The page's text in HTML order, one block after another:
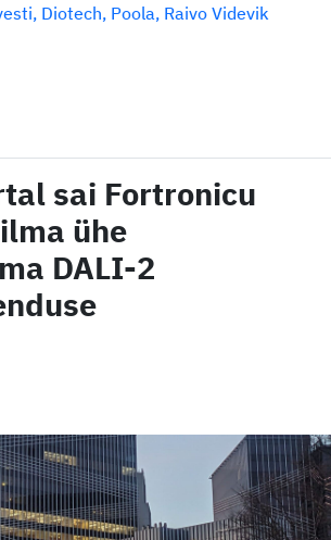
Diotech Poola Raivo Videvik
sai Fortronicu
ühe
DALI-2